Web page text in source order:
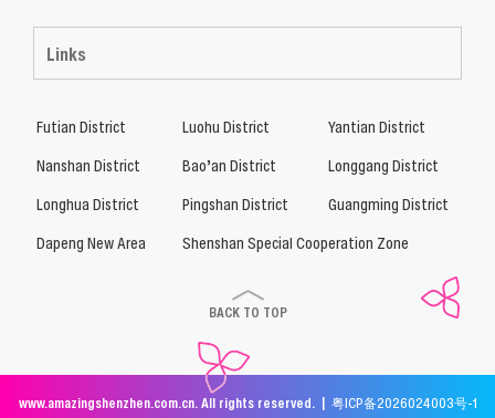
Links
Futian District Luohu District
Yantian District
Nanshan District
Bao’an District
Longgang District
Longhua District
Pingshan District
Guangming District
Dapeng New Area
Shenshan Special Cooperation Zone
BACK TO TOP
www.amazingshenzhen.com.cn. All rights reserved. | 粤ICP备2026024003号-1